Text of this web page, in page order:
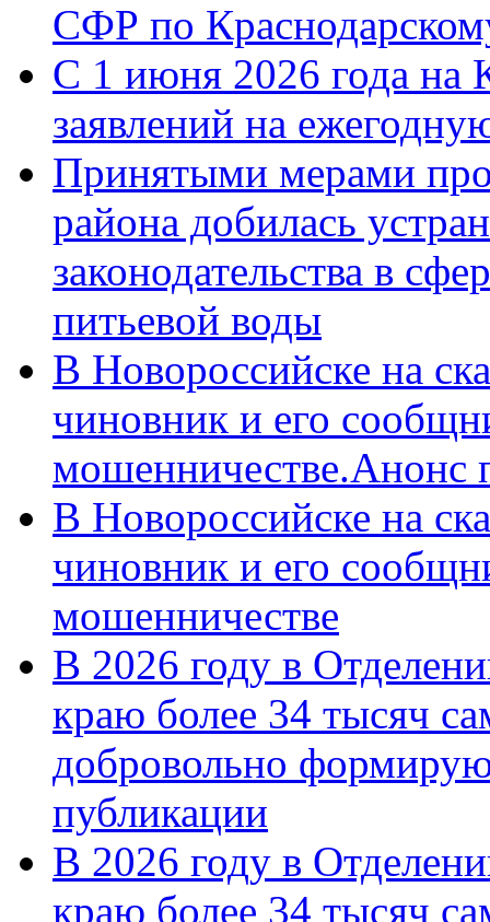
СФР по
С 1 июня 2026 года на
заявлений на
Принятыми мерами
района добилась
законодательства в
питьевой воды
В Новороссийске на
чиновник и его
мошенничестве.Анонс
В Новороссийске на
чиновник и его
мошенничестве
В 2026 году в
краю более 34 тысяч
добровольно
публикации
В 2026 году в
краю более 34 тысяч